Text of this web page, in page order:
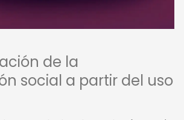
de la
social a partir del uso